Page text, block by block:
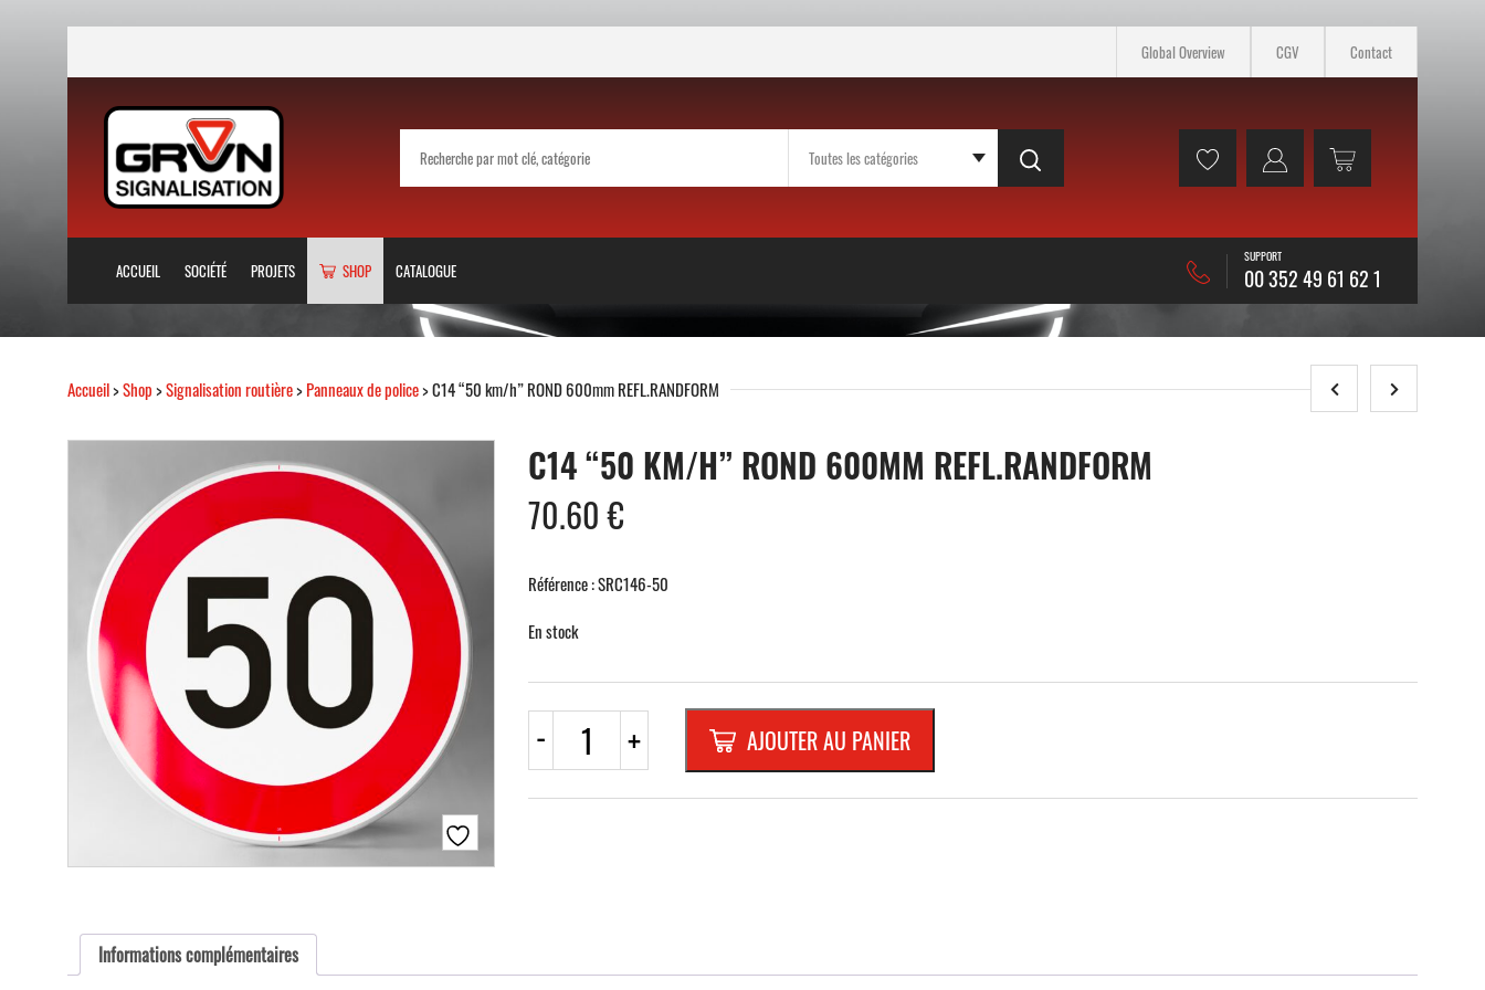
Global Overview CGV Contact
ACCUEIL SOCIÉTÉ PROJETS SHOP CATALOGUE
SUPPORT
00 352 49 61 62 1
Accueil>Shop>Signalisation routière>Panneaux de police> C14 “50 km/h” ROND 600mm REFL.RANDFORM
C14 “50 KM/H” ROND 600MM REFL.RANDFORM
70.60€
Référence : SRC146-50
En stock
- quantité
C14
+ AJOUTER AU PANIER
Informations complémentaires